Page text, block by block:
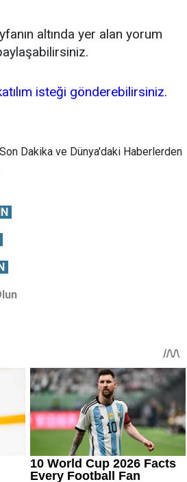
altında yer alan yorum
isteği gönderebilirsiniz.
Dakika ve Dünya'daki Haberlerden